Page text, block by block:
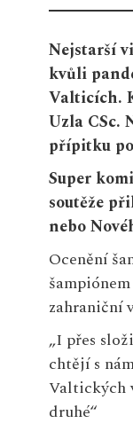
Nejstarší
kvůli
Valticích.
Uzla CSc.
přípitku
Super
soutěže
nebo
Ocenění
zahraniční
„I přes
chtějí s
Valtických
druhé“